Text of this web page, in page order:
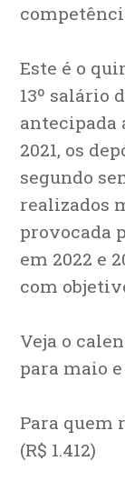
Este é o
13º salário
antecipada
2021, os
segundo
realizados
provocada
em 2022 e
com
Veja o
para maio
Para quem
(R$ 1.412)